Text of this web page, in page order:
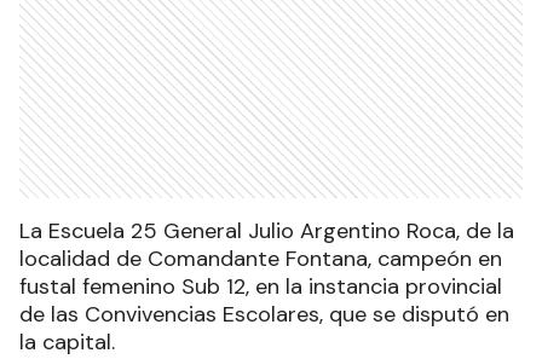
La Escuela 25 General Julio Argentino Roca, de la
localidad de Comandante Fontana, campeón en
fustal femenino Sub 12, en la instancia provincial
de las Convivencias Escolares, que se disputó en
la capital.